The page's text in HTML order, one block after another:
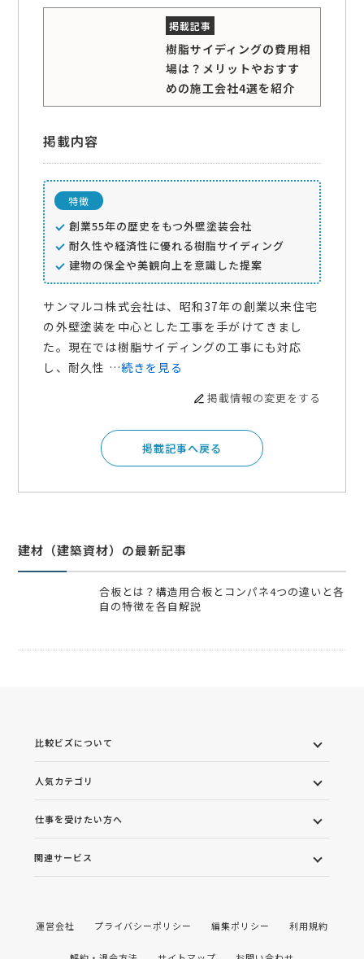
樹脂サイディングの費用相
場は？メリットやおすす
めの施工会社4選を紹介
掲載内容
特徴
創業55年の歴史をもつ外壁塗装会社
耐久性や経済性に優れる樹脂サイディング
建物の保全や美観向上を意識した提案
サンマルコ株式会社は、昭和37年の創業以来住宅
の外壁塗装を中心とした工事を手がけてきまし
た。現在では樹脂サイディングの工事にも対応
し、耐久性 …続きを見る
掲載情報の変更をする
掲載記事へ戻る
建材（建築資材）の最新記事
合板とは？構造用合板とコンパネ4つの違いと各
自の特徴を各自解説
比較ビズについて
人気カテゴリ
仕事を受けたい方へ
関連サービス
運営会社 プライバシーポリシー 編集ポリシー 利用規約